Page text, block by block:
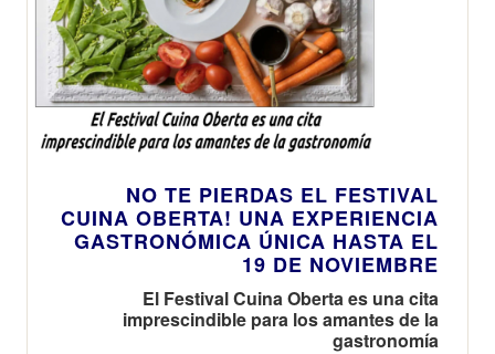
NO TE PIERDAS EL FESTIVAL
CUINA OBERTA! UNA EXPERIENCIA
GASTRONÓMICA ÚNICA HASTA EL
19 DE NOVIEMBRE
El Festival Cuina Oberta es una cita
imprescindible para los amantes de la
gastronomía